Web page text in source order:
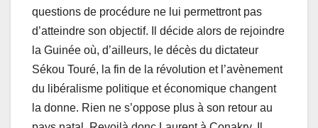
questions de procédure ne lui permettront pas
d’atteindre son objectif. Il décide alors de rejoindre
la Guinée où, d’ailleurs, le décès du dictateur
Sékou Touré, la fin de la révolution et l’avènement
du libéralisme politique et économique changent
la donne. Rien ne s’oppose plus à son retour au